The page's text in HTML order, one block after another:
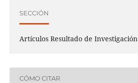
SECCIÓN
Artículos Resultado de Investigación
CÓMO CITAR